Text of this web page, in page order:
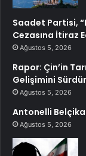
Saadet Partisi,
Cezasına İtiraz
Ağustos 5, 2026
Rapor: Çin’in
Gelişimini
Ağustos 5, 2026
Antonelli
Ağustos 5, 2026